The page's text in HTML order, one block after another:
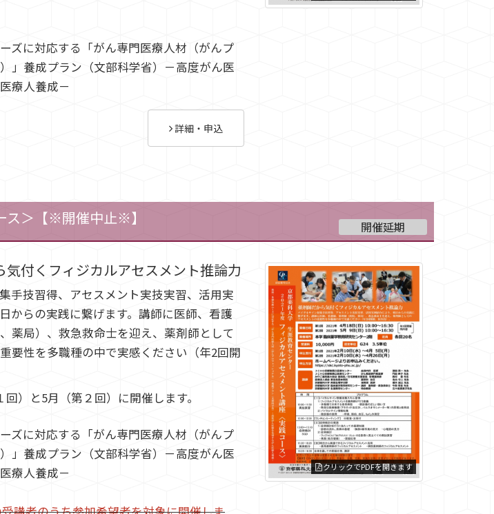
ズに対応する「がん専門医療人材（がんプ
」養成プラン（文部科学省）－高度がん医
療人養成－
詳細・申込
ス＞【※開催中止※】 開催延期
気付くフィジカルアセスメント推論力
手技習得、アセスメント実技実習、活用実
からの実践に繋げます。講師に医師、看護
薬局）、救急救命士を迎え、薬剤師として
要性を多職種の中で実感ください（年2回開
）と5月（第２回）に開催します。
ズに対応する「がん専門医療人材（がんプ
」養成プラン（文部科学省）－高度がん医
療人養成－
クリックでPDFを開きます